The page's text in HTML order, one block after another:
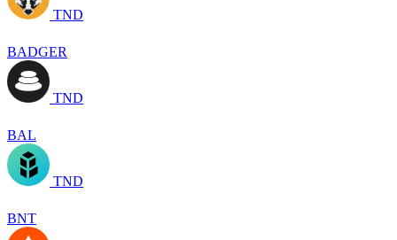
TND
BADGER
TND
BAL
TND
BNT